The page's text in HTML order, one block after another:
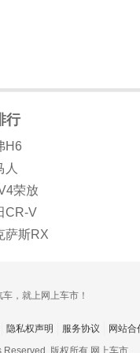
行
H6
人
荣放
CR-V
萨斯RX
隐私权声明 服务协议
网站合
版权所有 网上车市